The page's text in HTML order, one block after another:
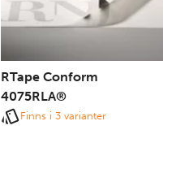
RTape Conform
4075RLA®
Finns i 3 varianter